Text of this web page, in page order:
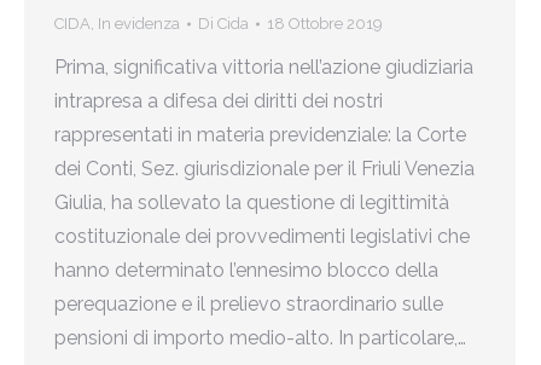
CIDA, In evidenza Di Cida 18 Ottobre 2019
Prima, significativa vittoria nell’azione giudiziaria
intrapresa a difesa dei diritti dei nostri
rappresentati in materia previdenziale: la Corte
dei Conti, Sez. giurisdizionale per il Friuli Venezia
Giulia, ha sollevato la questione di legittimità
costituzionale dei provvedimenti legislativi che
hanno determinato l’ennesimo blocco della
perequazione e il prelievo straordinario sulle
pensioni di importo medio-alto. In particolare,…